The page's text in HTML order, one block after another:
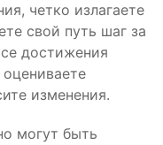
четко излагаете
свой путь шаг за
достижения
изменения.
могут быть